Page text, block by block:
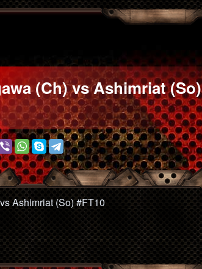
(Ch) vs Ashimriat (So)
Ashimriat (So) #FT10